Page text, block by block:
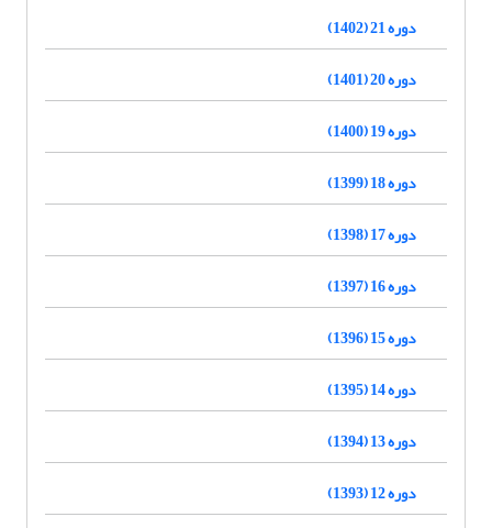
دوره 21 (1402)
دوره 20 (1401)
دوره 19 (1400)
دوره 18 (1399)
دوره 17 (1398)
دوره 16 (1397)
دوره 15 (1396)
دوره 14 (1395)
دوره 13 (1394)
دوره 12 (1393)